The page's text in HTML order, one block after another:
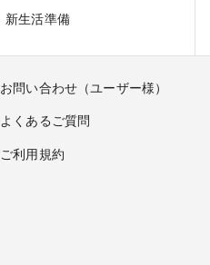
新生活準備
お問い合わせ（ユーザー様）
よくあるご質問
ご利用規約